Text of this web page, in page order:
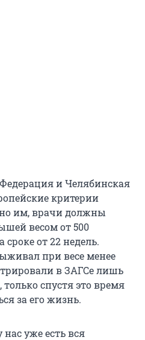
и Челябинская
критерии
им, врачи должны
весом от 500
от 22 недель.
при весе менее
в ЗАГСе лишь
спустя это время
за его жизнь.
уже есть вся